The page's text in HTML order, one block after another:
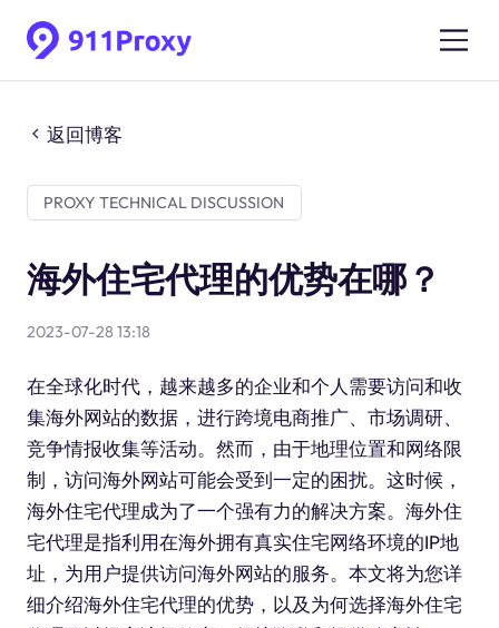
返回博客
PROXY TECHNICAL DISCUSSION
海外住宅代理的优势在哪？
2023-07-28 13:18
在全球化时代，越来越多的企业和个人需要访问和收
集海外网站的数据，进行跨境电商推广、市场调研、
竞争情报收集等活动。然而，由于地理位置和网络限
制，访问海外网站可能会受到一定的困扰。这时候，
海外住宅代理成为了一个强有力的解决方案。海外住
宅代理是指利用在海外拥有真实住宅网络环境的IP地
址，为用户提供访问海外网站的服务。本文将为您详
细介绍海外住宅代理的优势，以及为何选择海外住宅